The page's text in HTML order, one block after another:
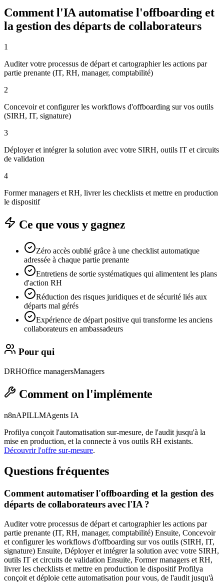
Comment l'IA automatisel'offboarding et
la gestion des départs de collaborateurs
1
Auditer votre processus de départ et cartographier les actions par
partie prenante (IT, RH, manager, comptabilité)
2
Concevoir et configurer les workflows d'offboarding sur vos outils
(SIRH, IT, signature)
3
Déployer et intégrer la solution avec votre SIRH, outils IT et circuits
de validation
4
Former managers et RH, livrer les checklists et mettre en production
le dispositif
Ce que vous y gagnez
Zéro accès oublié grâce à une checklist automatique
adressée à chaque partie prenante
Entretiens de sortie systématiques qui alimentent les plans
d'action RH
Réduction des risques juridiques et de sécurité liés aux
départs mal gérés
Expérience de départ positive qui transforme les anciens
collaborateurs en ambassadeurs
Pour qui
DRHOffice managersManagers
Comment on l'implémente
n8nAPILLMAgents IA
Profilya conçoit l'automatisation sur-mesure, de l'audit jusqu'à la
mise en production, et la connecte à vos outils RH existants.
Découvrir l'offre sur-mesure.
Questions fréquentes
Comment automatiser l'offboarding et la gestion des
départs de collaborateurs avec l'IA ?
Auditer votre processus de départ et cartographier les actions par
partie prenante (IT, RH, manager, comptabilité) Ensuite, Concevoir
et configurer les workflows d'offboarding sur vos outils (SIRH, IT,
signature) Ensuite, Déployer et intégrer la solution avec votre SIRH,
outils IT et circuits de validation Ensuite, Former managers et RH,
livrer les checklists et mettre en production le dispositif Profilya
conçoit et déploie cette automatisation pour vous, de l'audit jusqu'à